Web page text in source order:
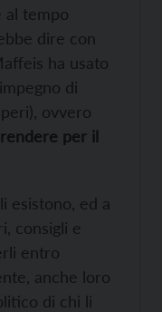
al tempo
dire con
ha usato
di
ovvero
per il
esistono, ed a
consigli e
entro
anche loro
di chi li